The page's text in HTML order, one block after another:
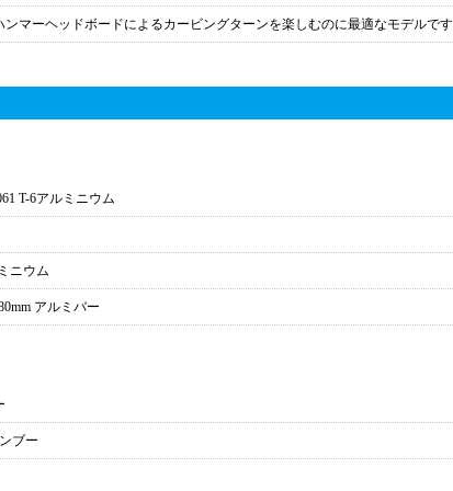
マーヘッドボードによるカービングターンを楽しむのに最適なモデルで
T-6アルミニウム
ニウム
アルミバー
ブー